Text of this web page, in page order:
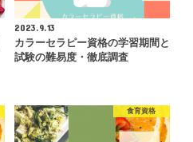
2023.9.13
カラーセラピー資格の学習期間と
試験の難易度・徹底調査
食育資格